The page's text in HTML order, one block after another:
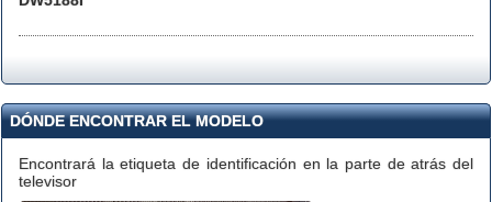
DÓNDE ENCONTRAR EL MODELO
Encontrará la etiqueta de identificación en la parte de atrás del
televisor